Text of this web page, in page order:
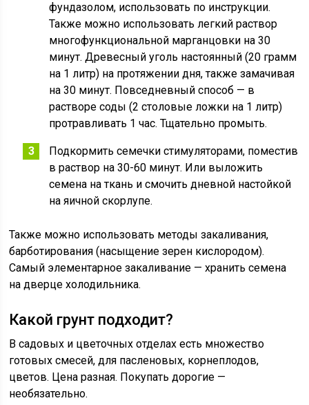
фундазолом, использовать по инструкции.
Также можно использовать легкий раствор
многофункциональной марганцовки на 30
минут. Древесный уголь настоянный (20 грамм
на 1 литр) на протяжении дня, также замачивая
на 30 минут. Повседневный способ — в
растворе соды (2 столовые ложки на 1 литр)
протравливать 1 час. Тщательно промыть.
Подкормить семечки стимуляторами, поместив
в раствор на 30-60 минут. Или выложить
семена на ткань и смочить дневной настойкой
на яичной скорлупе.
Также можно использовать методы закаливания,
барботирования (насыщение зерен кислородом).
Самый элементарное закаливание — хранить семена
на дверце холодильника.
Какой грунт подходит?
В садовых и цветочных отделах есть множество
готовых смесей, для пасленовых, корнеплодов,
цветов. Цена разная. Покупать дорогие —
необязательно.